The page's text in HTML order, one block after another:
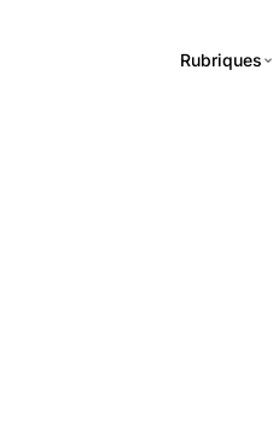
Rubriques